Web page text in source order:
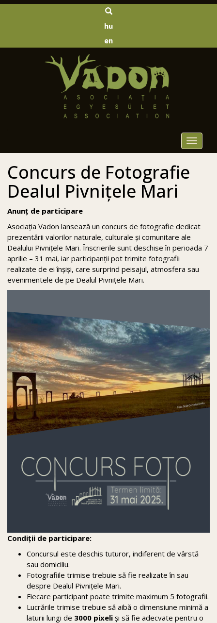
hu
en
Toggle
Concurs de Fotografie
Dealul Pivnițele Mari
Anunț de participare
Asociația Vadon lansează un concurs de fotografie dedicat
prezentării valorilor naturale, culturale și comunitare ale
Dealului Pivnițele Mari. Înscrierile sunt deschise în perioada 7
aprilie – 31 mai, iar participanții pot trimite fotografii
realizate de ei înșiși, care surprind peisajul, atmosfera sau
evenimentele de pe Dealul Pivnițele Mari.
Condiții de participare:
Concursul este deschis tuturor, indiferent de vârstă
sau domiciliu.
Fotografiile trimise trebuie să fie realizate în sau
despre Dealul Pivnițele Mari.
Fiecare participant poate trimite maximum 5 fotografii.
Lucrările trimise trebuie să aibă o dimensiune minimă a
laturii lungi de 3000 pixeli și să fie adecvate pentru o